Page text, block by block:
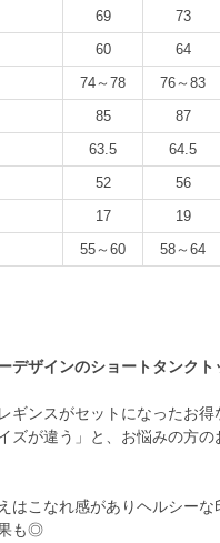
69 73
60 64
74～78 76～83
85 87
63.5 64.5
52 56
17 19
55～60 58～64
デザインのショートタンク
ギンスがセットになったお得
ズが違う」と、お悩みの方
はこなれ感がありヘルシー
も◎